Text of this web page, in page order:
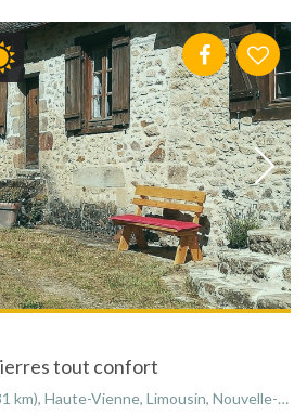
tout confort
Vienne, Limousin, Nouvelle-Aquitaine, France